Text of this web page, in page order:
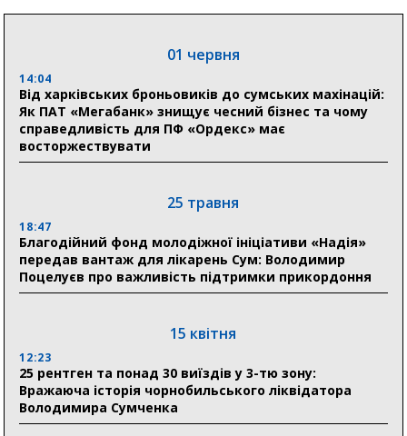
18:54
Романько розширює програму відпочинку дітей із
прифронтової Сумщини: перша група оздоровилася
в Австрії
Ніколаєнко: у Сумах погодили 115 компенсацій на
відновлення житла майже на 6,6 млн грн
31 липня
Сумщини пояснив, як отримати допомогу на зиму
17:52
«Укрексімбанк» припиняє виплату пенсій: у
Пенсійному фонді Сумщини пояснили, що робити
людям
01 червня
14:04
Від харківських броньовиків до сумських махінацій:
Як ПАТ «Мегабанк» знищує чесний бізнес та чому
справедливість для ПФ «Ордекс» має
восторжествувати
25 травня
18:47
Благодійний фонд молодіжної ініціативи «Надія»
передав вантаж для лікарень Сум: Володимир
Поцелуєв про важливість підтримки прикордоння
15 квітня
12:23
25 рентген та понад 30 виїздів у 3-тю зону:
Вражаюча історія чорнобильського ліквідатора
Володимира Сумченка